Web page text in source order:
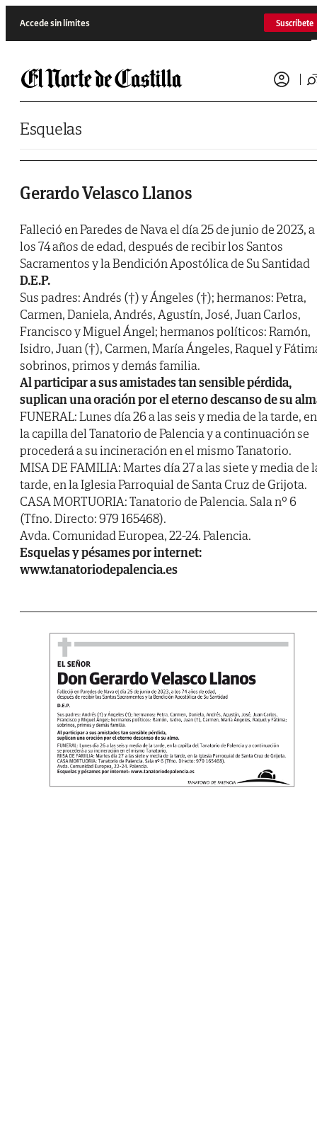
Accede sin límites Suscríbete
Esquelas
Gerardo Velasco Llanos
Falleció en Paredes de Nava el día 25 de junio de 2023, a
los 74 años de edad, después de recibir los Santos
Sacramentos y la Bendición Apostólica de Su Santidad
D.E.P.
Sus padres: Andrés (†) y Ángeles (†); hermanos: Petra,
Carmen, Daniela, Andrés, Agustín, José, Juan Carlos,
Francisco y Miguel Ángel; hermanos políticos: Ramón,
Isidro, Juan (†), Carmen, María Ángeles, Raquel y
sobrinos, primos y demás familia.
Al participar a sus amistades tan sensible pérdida,
suplican una oración por el eterno descanso de su
FUNERAL: Lunes día 26 a las seis y media de la tarde, en
la capilla del Tanatorio de Palencia y a continuación se
procederá a su incineración en el mismo Tanatorio.
MISA DE FAMILIA: Martes día 27 a las siete y media de
tarde, en la Iglesia Parroquial de Santa Cruz de Grijota.
CASA MORTUORIA: Tanatorio de Palencia. Sala nº 6
(Tfno. Directo: 979 165468).
Avda. Comunidad Europea, 22-24. Palencia.
Esquelas y pésames por internet:
www.tanatoriodepalencia.es